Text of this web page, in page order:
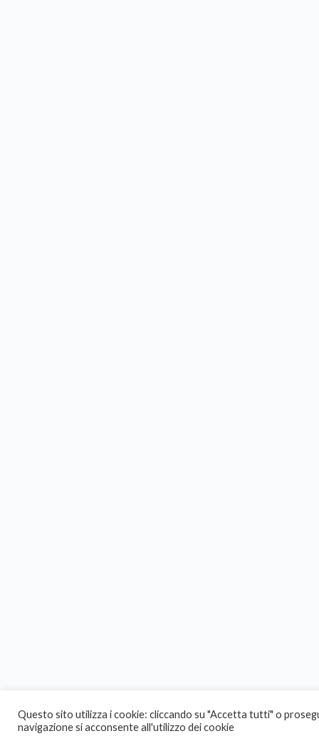
Questo sito utilizza i cookie: cliccando su "Accetta tutti" o
navigazione si acconsente all'utilizzo dei cookie